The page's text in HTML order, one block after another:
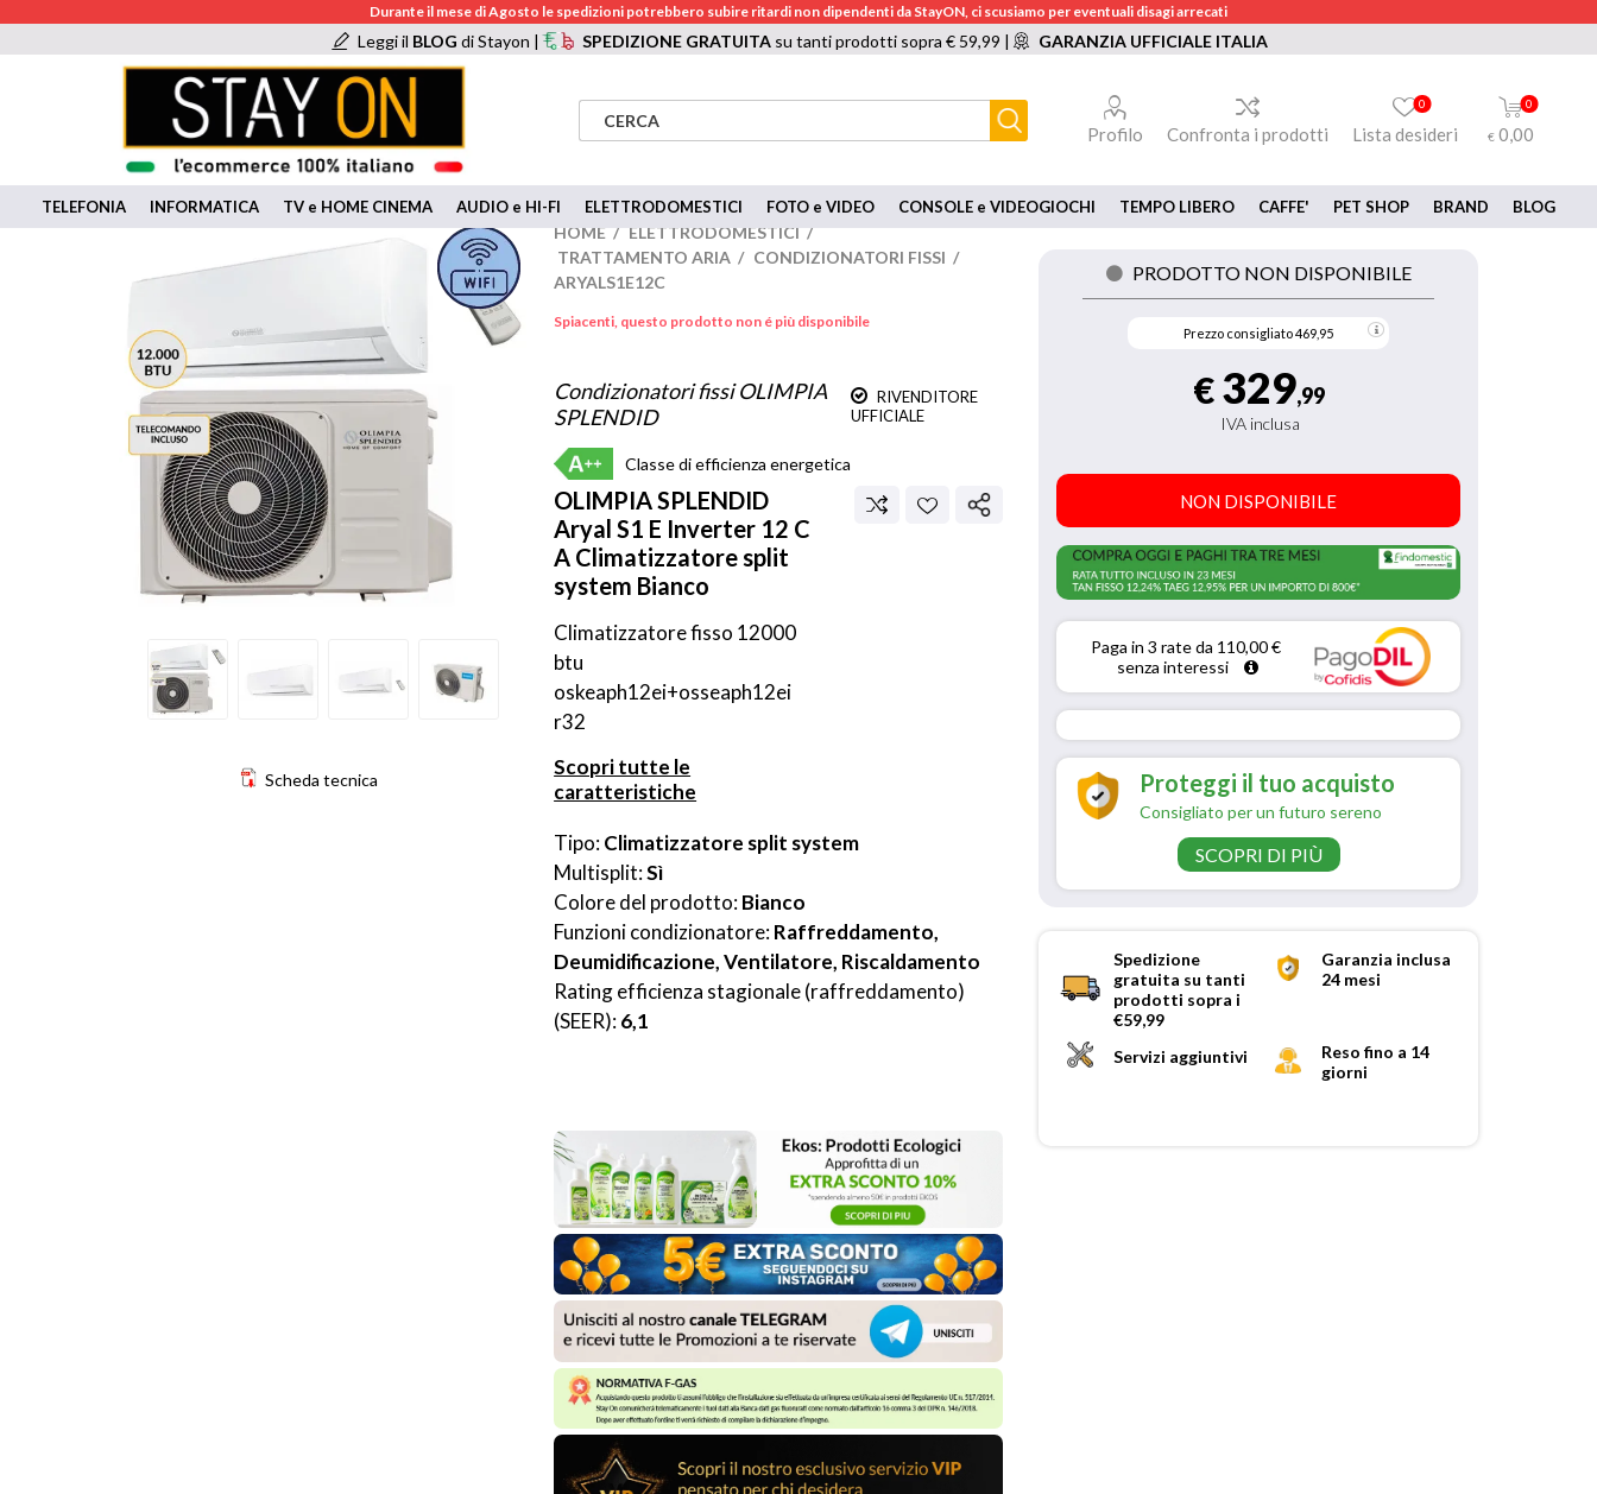
Durante il mese di Agosto le spedizioni potrebbero subire ritardi non dipendenti da StayON, ci scusiamo per eventuali disagi arrecati
Leggi il BLOGdi Stayon | SPEDIZIONE GRATUITAsu tanti prodotti sopra € 59,99 | GARANZIA UFFICIALE ITALIA
Profilo Confronta i prodotti Lista desideri
0 0
€ 0,00
TELEFONIA INFORMATICA TV e HOME CINEMA AUDIO e HI-FI ELETTRODOMESTICI FOTO e VIDEO CONSOLE e VIDEOGIOCHI TEMPO LIBERO CAFFE' PET SHOP BRAND BLOG
Scheda tecnica
HOME / ELETTRODOMESTICI /
TRATTAMENTO ARIA / CONDIZIONATORI FISSI /
ARYALS1E12C
Spiacenti, questo prodotto non é più disponibile
Condizionatori fissi OLIMPIA
SPLENDID
RIVENDITORE
UFFICIALE
Classe di efficienza energetica
OLIMPIA SPLENDID
Aryal S1 E Inverter 12 C
A Climatizzatore split
system Bianco
Climatizzatore fisso 12000
btu
oskeaph12ei+osseaph12ei
r32
Scopri tutte le
caratteristiche
Tipo: Climatizzatore split system
Multisplit: Sì
Colore del prodotto: Bianco
Funzioni condizionatore: Raffreddamento,
Deumidificazione, Ventilatore, Riscaldamento
Rating efficienza stagionale (raffreddamento)
(SEER): 6,1
PRODOTTO NON DISPONIBILE
Prezzo consigliato469,95
€ 329,99
IVA inclusa
NON DISPONIBILE
Paga in 3 rate da 110,00 €
senza interessi
Proteggi il tuo acquisto
Consigliato per un futuro sereno
SCOPRI DI PIÙ
Spedizione
gratuita su tanti
prodotti sopra i
€59,99
Garanzia inclusa
24 mesi
Servizi aggiuntivi
Reso fino a 14
giorni